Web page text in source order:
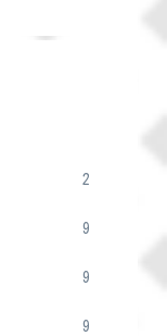
2
9
9
9